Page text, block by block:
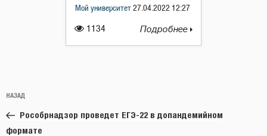
1134
Мой университет 27.04.2022 12:27
Подробнее
по
записям
Предыдущая
запись:
НАЗАД
Рособрнадзор проведет ЕГЭ-22 в допандемийном
формате